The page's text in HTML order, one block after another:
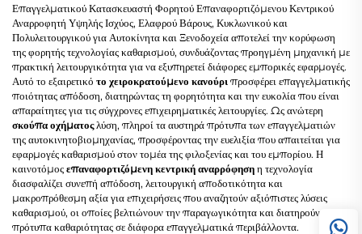
Επαγγελματικού Κατασκευαστή Φορητού Επαναφορτιζόμενου Κεντρικού
Αναρροφητή Υψηλής Ισχύος, Ελαφρού Βάρους, Κυκλωνικού και
Πολυλειτουργικού για Αυτοκίνητα και Ξενοδοχεία αποτελεί την κορύφωση
της φορητής τεχνολογίας καθαρισμού, συνδυάζοντας προηγμένη μηχανική με
πρακτική λειτουργικότητα για να εξυπηρετεί διάφορες εμπορικές εφαρμογές.
Αυτό το εξαιρετικό το χειροκρατούμενο κανούρι προσφέρει επαγγελματικής
ποιότητας απόδοση, διατηρώντας τη φορητότητα και την ευκολία που είναι
απαραίτητες για τις σύγχρονες επιχειρηματικές λειτουργίες. Ως ανώτερη
σκούπα οχήματοςλύση, πληροί τα αυστηρά πρότυπα των επαγγελματιών
της αυτοκινητοβιομηχανίας, προσφέροντας την ευελιξία που απαιτείται για
εφαρμογές καθαρισμού στον τομέα της φιλοξενίας και του εμπορίου. Η
καινοτόμοςεπαναφορτιζόμενη κεντρική αναρρόφησηη τεχνολογία
διασφαλίζει συνεπή απόδοση, λειτουργική αποδοτικότητα και
μακροπρόθεσμη αξία για επιχειρήσεις που αναζητούν αξιόπιστες λύσεις
καθαρισμού, οι οποίες βελτιώνουν την παραγωγικότητα και διατηρούν υψηλά
πρότυπα καθαριότητας σε διάφορα επαγγελματικά περιβάλλοντα.